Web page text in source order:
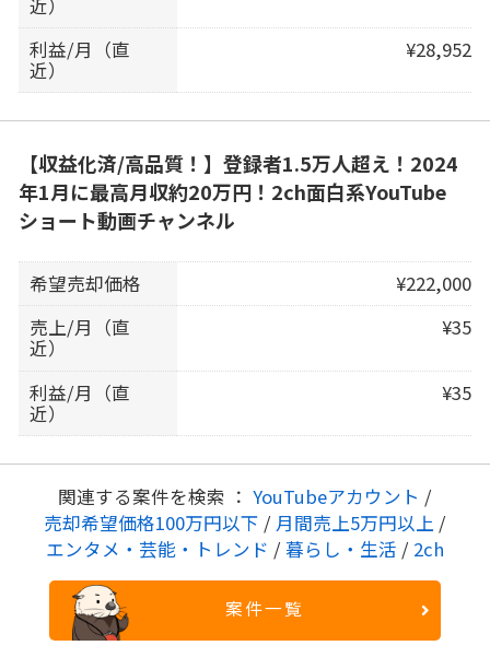
利益/月（直
近）
¥28,952
【収益化済/高品質！】登録者1.5万人超え！2024
年1月に最高月収約20万円！2ch面白系YouTube
ショート動画チャンネル
希望売却価格
¥222,000
売上/月（直
近）
¥35
利益/月（直
近）
¥35
関連する案件を検索 ： YouTubeアカウント /
売却希望価格100万円以下 / 月間売上5万円以上 /
エンタメ・芸能・トレンド / 暮らし・生活 / 2ch
案件一覧